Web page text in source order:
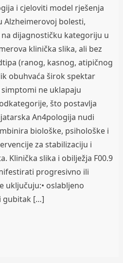
i cjeloviti model rješenja
Alzheimerovoj bolesti,
dijagnostičku kategoriju u
klinička slika, ali bez
(ranog, kasnog, atipičnog
obuhvaća širok spektar
ne uklapaju
što postavlja
An4pologija nudi
biološke, psihološke i
za stabilizaciju i
Klinička slika i obilježja F00.9
progresivno ili
uključuju:• oslabljeno
gubitak […]